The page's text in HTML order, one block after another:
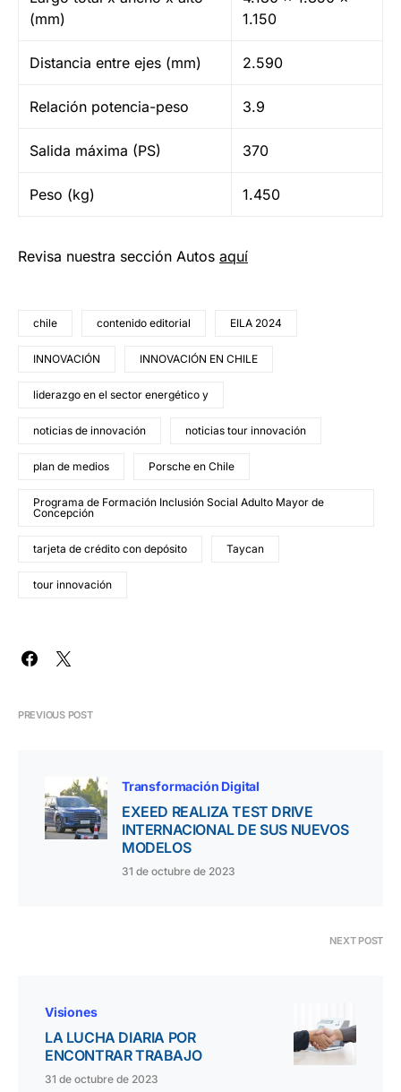
(mm)
1.150
Distancia entre ejes (mm) 2.590
Relación potencia-peso 3.9
Salida máxima (PS) 370
Peso (kg) 1.450
Revisa nuestra sección Autos aquí
chile contenido editorial EILA 2024
INNOVACIÓN INNOVACIÓN EN CHILE
liderazgo en el sector energético y
noticias de innovación noticias tour innovación
plan de medios Porsche en Chile
Programa de Formación Inclusión Social Adulto Mayor de
Concepción
tarjeta de crédito con depósito Taycan
tour innovación
PREVIOUS POST
Transformación Digital
EXEED REALIZA TEST DRIVE
INTERNACIONAL DE SUS NUEVOS
MODELOS
31 de octubre de 2023
NEXT POST
Visiones
LA LUCHA DIARIA POR
ENCONTRAR TRABAJO
31 de octubre de 2023